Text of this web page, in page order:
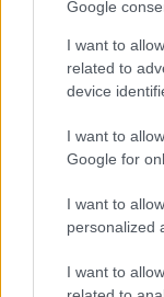
Google
I want to
related to
device
I want to
Google for
I want to
personalized
I want to
oneltrajzom s
egy abalak,
levleben meg
belatnak